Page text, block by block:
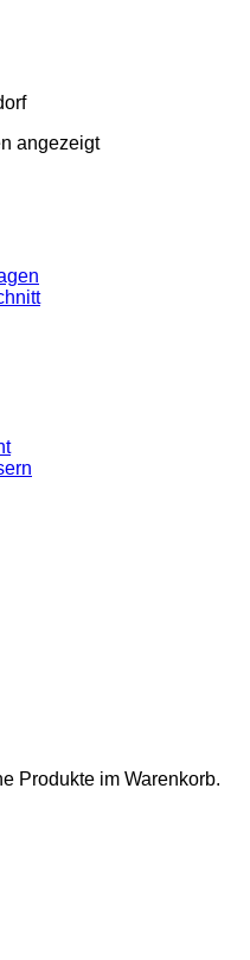
Produkte im Warenkorb.
angezeigt